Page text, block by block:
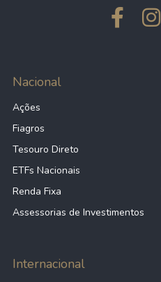
Nacional
Ações
Fiagros
Tesouro Direto
ETFs Nacionais
Renda Fixa
Assessorias de Investimentos
Internacional